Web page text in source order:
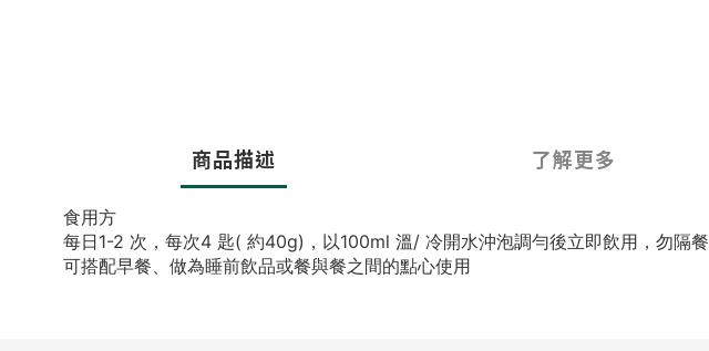
商品描述 了解更多
食用方
每日1-2 次，每次4 匙( 約40g)，以100ml 溫/ 冷開水沖泡調勻後立即飲用，勿隔餐
可搭配早餐、做為睡前飲品或餐與餐之間的點心使用